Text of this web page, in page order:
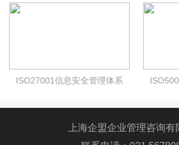
ISO27001信息安全管理体系
上海企盟企业管理咨询有